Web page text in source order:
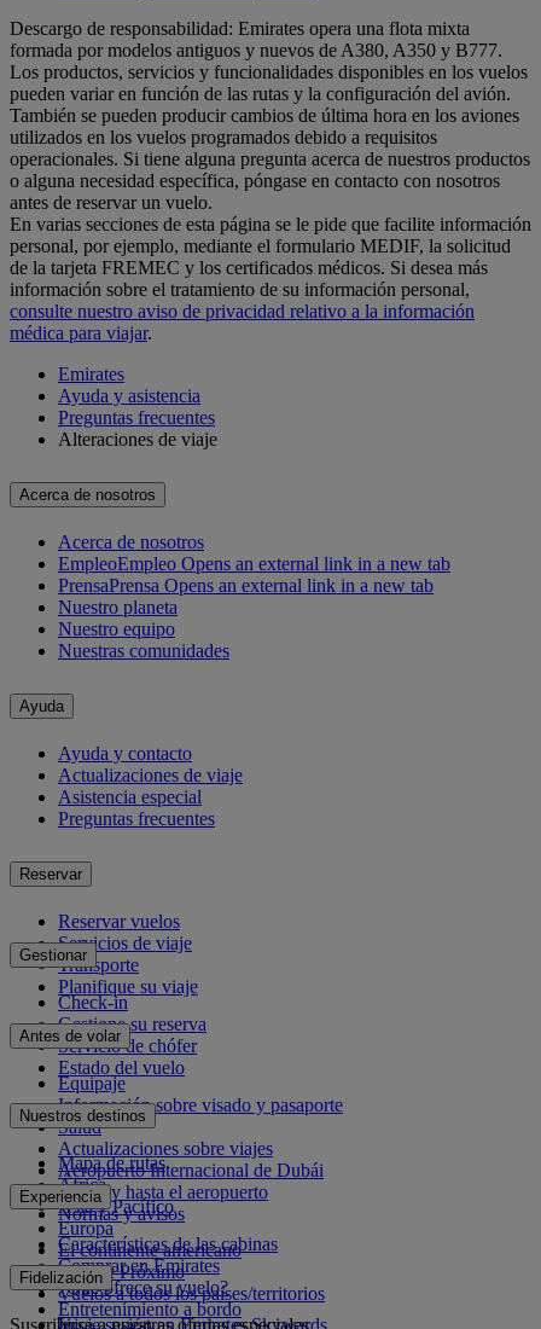
Descargo de responsabilidad: Emirates opera una flota mixta
formada por modelos antiguos y nuevos de A380, A350 y B777.
Los productos, servicios y funcionalidades disponibles en los vuelos
pueden variar en función de las rutas y la configuración del avión.
También se pueden producir cambios de última hora en los aviones
utilizados en los vuelos programados debido a requisitos
operacionales. Si tiene alguna pregunta acerca de nuestros productos
o alguna necesidad específica, póngase en contacto con nosotros
antes de reservar un vuelo.
En varias secciones de esta página se le pide que facilite información
personal, por ejemplo, mediante el formulario MEDIF, la solicitud
de la tarjeta FREMEC y los certificados médicos. Si desea más
información sobre el tratamiento de su información personal,
consulte nuestro aviso de privacidad relativo a la información
médica para viajar.
Emirates
Ayuda y asistencia
Preguntas frecuentes
Alteraciones de viaje
Acerca de nosotros
Acerca de nosotros
EmpleoEmpleo Opens an external link in a new tab
PrensaPrensa Opens an external link in a new tab
Nuestro planeta
Nuestro equipo
Nuestras comunidades
Ayuda
Ayuda y contacto
Actualizaciones de viaje
Asistencia especial
Preguntas frecuentes
Reservar
Reservar vuelos
Servicios de viaje
Transporte
Planifique su viaje
Gestionar
Check-in
Gestione su reserva
Servicio de chófer
Estado del vuelo
Antes de volar
Equipaje
Información sobre visado y pasaporte
Salud
Actualizaciones sobre viajes
Aeropuerto Internacional de Dubái
Desde y hasta el aeropuerto
Normas y avisos
Nuestros destinos
Mapa de rutas
África
Asia y Pacífico
Europa
El continente americano
Oriente Próximo
Vuelos a todos los países/territorios
Experiencia
Características de las cabinas
Comprar en Emirates
¿Qué ofrece su vuelo?
Entretenimiento a bordo
Fidelización
Inicie sesión en Emirates Skywards
Suscribirse a nuestras ofertas especiales